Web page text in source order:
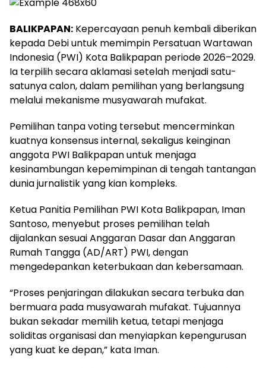
BALIKPAPAN: Kepercayaan penuh kembali diberikan
kepada Debi untuk memimpin Persatuan Wartawan
Indonesia (PWI) Kota Balikpapan periode 2026–2029.
Ia terpilih secara aklamasi setelah menjadi satu-
satunya calon, dalam pemilihan yang berlangsung
melalui mekanisme musyawarah mufakat.
Pemilihan tanpa voting tersebut mencerminkan
kuatnya konsensus internal, sekaligus keinginan
anggota PWI Balikpapan untuk menjaga
kesinambungan kepemimpinan di tengah tantangan
dunia jurnalistik yang kian kompleks.
Ketua Panitia Pemilihan PWI Kota Balikpapan, Iman
Santoso, menyebut proses pemilihan telah
dijalankan sesuai Anggaran Dasar dan Anggaran
Rumah Tangga (AD/ART) PWI, dengan
mengedepankan keterbukaan dan kebersamaan.
“Proses penjaringan dilakukan secara terbuka dan
bermuara pada musyawarah mufakat. Tujuannya
bukan sekadar memilih ketua, tetapi menjaga
soliditas organisasi dan menyiapkan kepengurusan
yang kuat ke depan,” kata Iman.